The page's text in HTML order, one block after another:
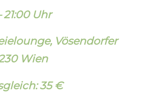
21:00 Uhr
Vösendorfer
Wien
35 €